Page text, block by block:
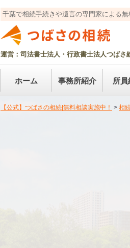
千葉で相続手続きや遺言の専門家による無
運営：司法書士法人・行政書士法人つば
ホーム 事務所紹介 所員
【公式】つばさの相続|無料相談実施中！ > 相